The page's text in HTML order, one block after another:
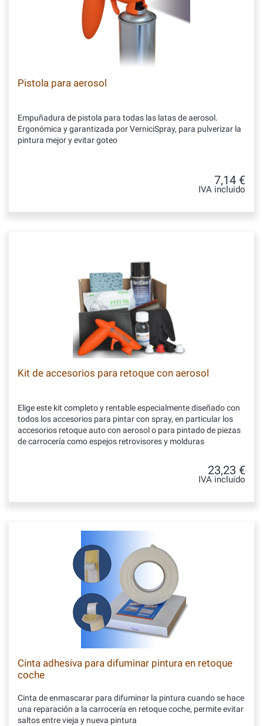
Pistola para aerosol
Empuñadura de pistola para todas las latas de aerosol.
Ergonómica y garantizada por VerniciSpray, para pulverizar la
pintura mejor y evitar goteo
7,14 €
IVA incluido
Kit de accesorios para retoque con aerosol
Elige este kit completo y rentable especialmente diseñado con
todos los accesorios para pintar con spray, en particular los
accesorios retoque auto con aerosol o para pintado de piezas
de carrocería como espejos retrovisores y molduras
23,23 €
IVA incluido
Cinta adhesiva para difuminar pintura en retoque
coche
Cinta de enmascarar para difuminar la pintura cuando se hace
una reparación a la carrocería en retoque coche, permite evitar
saltos entre vieja y nueva pintura